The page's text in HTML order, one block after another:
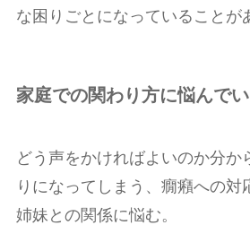
な困りごとになっていることが
家庭での関わり方に悩んで
どう声をかければよいのか分か
りになってしまう、癇癪への対
姉妹との関係に悩む。